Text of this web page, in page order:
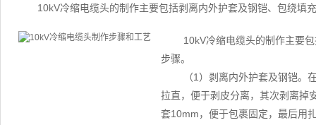
10kV冷缩电缆头的制作主要包括剥离内外护套及钢铠、包绕填
10kV冷缩电缆头的制作主要
步骤。
（1）剥离内外护套及钢铠。
拉直，便于剥皮分离，其次剥离掉
套10mm，便于包裹固定，最后用